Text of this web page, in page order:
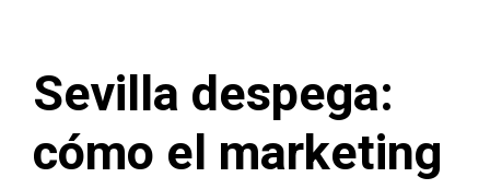
Sevilla despega:
cómo el marketing